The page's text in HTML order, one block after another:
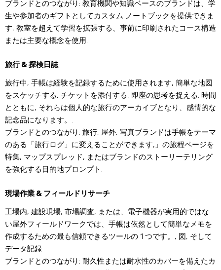
ブランドとのつながり: 教育機関や知識ベースのブランドは、学
生や参加者のギフトとしてカスタム ノートブックを提供できま
す, 教室を超えて学習を拡張する、事前に印刷されたコース構造
または主要な概念を使用.
旅行 & 探検日誌
旅行中, 手帳は経験を記録するために使用されます, 簡単な地図
をスケッチする, チケットを添付する, 即座の思考を捉える. 時間
とともに, それらは個人的な旅行のアーカイブとなり、感情的な
記念品になります。.
ブランドとのつながり: 旅行, 屋外, 写真ブランドは手帳をテーマ
のある「旅行ログ」に変えることができます,」の旅程ページを
特集, マップスプレッド, またはブランドのストーリーテリング
を強化する目的地プロンプト.
現場作業 & フィールドリサーチ
工場内, 建設現場, 市場調査, または、電子機器が実用的ではな
い屋外フィールドワークでは、手帳は依然として簡単なメモを
作成するための最も信頼できるツールの 1 つです。, 図, そして
データ記録.
ブランドとのつながり: 耐久性または耐水性のカバーを備えたカ